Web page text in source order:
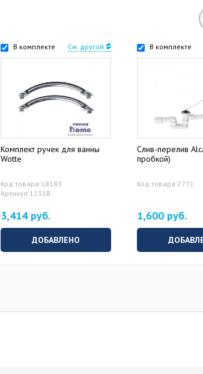
В комплекте См. другой
Комплект ручек для ванны
Wotte
Код товара:18183
Артикул:1231B
3,414 руб.
ДОБАВЛЕНО
В комплекте
Слив-перелив
пробкой)
Код товара:2771
1,600 руб.